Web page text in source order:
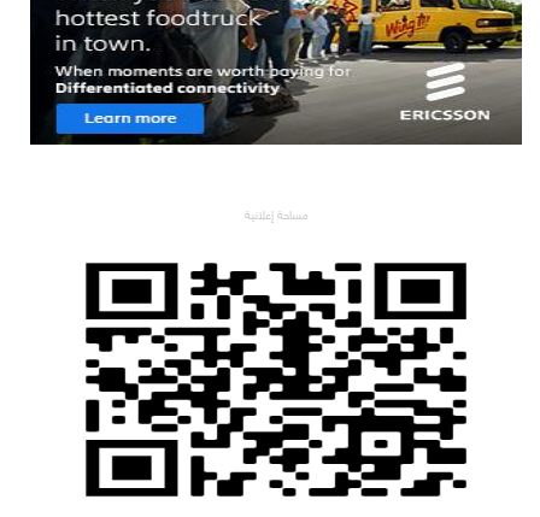
مساحة إعلانية